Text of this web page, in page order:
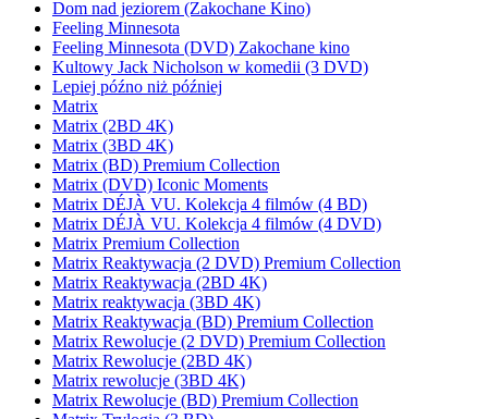
Dom nad jeziorem (Zakochane Kino)
Feeling Minnesota
Feeling Minnesota (DVD) Zakochane kino
Kultowy Jack Nicholson w komedii (3 DVD)
Lepiej późno niż później
Matrix
Matrix (2BD 4K)
Matrix (3BD 4K)
Matrix (BD) Premium Collection
Matrix (DVD) Iconic Moments
Matrix DÉJÀ VU. Kolekcja 4 filmów (4 BD)
Matrix DÉJÀ VU. Kolekcja 4 filmów (4 DVD)
Matrix Premium Collection
Matrix Reaktywacja (2 DVD) Premium Collection
Matrix Reaktywacja (2BD 4K)
Matrix reaktywacja (3BD 4K)
Matrix Reaktywacja (BD) Premium Collection
Matrix Rewolucje (2 DVD) Premium Collection
Matrix Rewolucje (2BD 4K)
Matrix rewolucje (3BD 4K)
Matrix Rewolucje (BD) Premium Collection